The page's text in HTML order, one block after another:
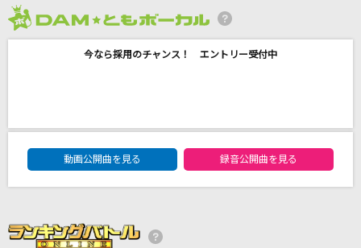
ホムンクルス
back number
今なら採用のチャンス！ エントリー受付中
DAM★ともボーカルエントリーランキング
動画公開曲を見る
録音公開曲を見る